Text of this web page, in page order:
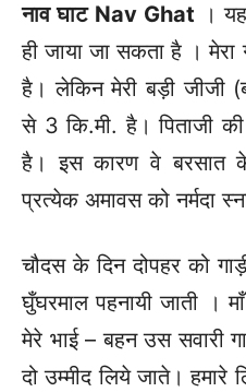
नाव घाट Nav Ghat ।
ही जाया जा सकता है । मेरा
है। लेकिन मेरी बड़ी जीजी
से 3 कि.मी. है। पिताजी की
है। इस कारण वे बरसात
प्रत्येक अमावस को नर्मदा
चौदस के दिन दोपहर को
घुँघरमाल पहनायी जाती ।
मेरे भाई – बहन उस सवारी
दो उम्मीद लिये जाते। हमारे